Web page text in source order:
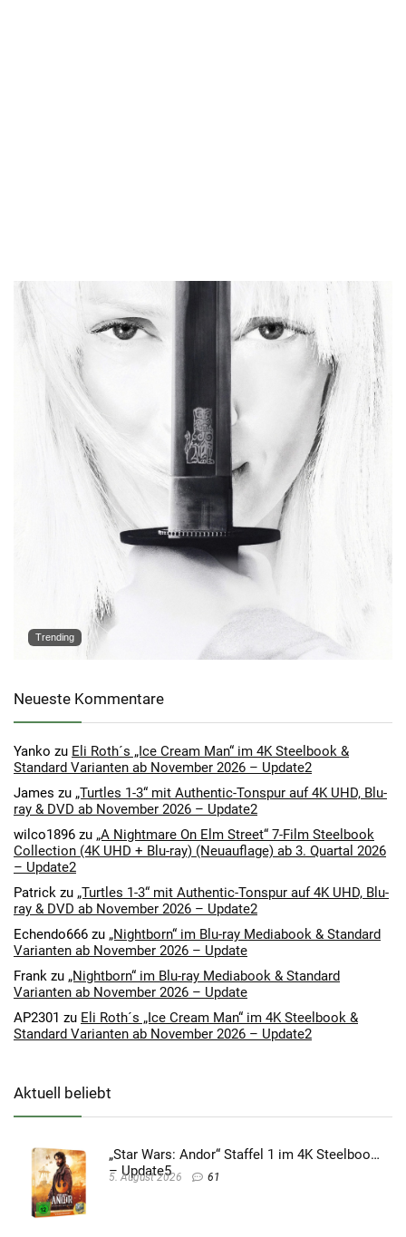
Trending
Neueste Kommentare
Yanko zu Eli Roth´s „Ice Cream Man“ im 4K Steelbook &
Standard Varianten ab November 2026 – Update2
James zu „Turtles 1-3“ mit Authentic-Tonspur auf 4K UHD, Blu-
ray & DVD ab November 2026 – Update2
wilco1896 zu „A Nightmare On Elm Street“ 7-Film Steelbook
Collection (4K UHD + Blu-ray) (Neuauflage) ab 3. Quartal 2026
– Update2
Patrick zu „Turtles 1-3“ mit Authentic-Tonspur auf 4K UHD, Blu-
ray & DVD ab November 2026 – Update2
Echendo666 zu „Nightborn“ im Blu-ray Mediabook & Standard
Varianten ab November 2026 – Update
Frank zu „Nightborn“ im Blu-ray Mediabook & Standard
Varianten ab November 2026 – Update
AP2301 zu Eli Roth´s „Ice Cream Man“ im 4K Steelbook &
Standard Varianten ab November 2026 – Update2
Aktuell beliebt
„Star Wars: Andor“ Staffel 1 im 4K Steelbook
– Update5
5. August 2026 61